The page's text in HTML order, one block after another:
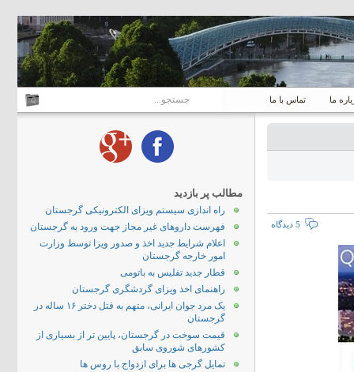
ما تماس با ما
5 دیدگاه
مطالب پر بازدید
راه اندازی سیستم ویزای الکترونیکی گرجستان
فهرست داروهای غیر مجاز جهت ورود به گرجستان
اعلام شرایط جدید اخذ و صدور ویزا توسط وزارت
امور خارجه گرجستان
قطار جدید تفلیس به باتومی
راهنمای اخذ ویزای گردشگری گرجستان
یک مرد جوان ایرانی، متهم به قتل دختر ۱۶ ساله در
گرجستان
قیمت سوخت در گرجستان، پایین تر از بسیاری از
کشورهای شوروی سابق
تمایل گرجی ها برای ازدواج با روس ها